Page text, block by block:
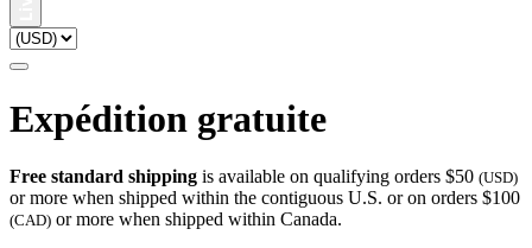
Expédition gratuite
Free standard shipping is available on qualifying orders $50 (USD)
or more when shipped within the contiguous U.S. or on orders $100
(CAD) or more when shipped within Canada.